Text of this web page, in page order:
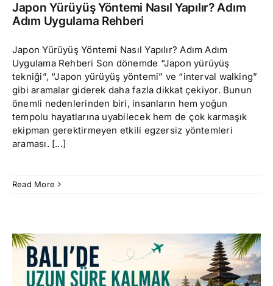
Japon Yürüyüş Yöntemi Nasıl Yapılır? Adım
Adım Uygulama Rehberi
Japon Yürüyüş Yöntemi Nasıl Yapılır? Adım Adım
Uygulama Rehberi Son dönemde “Japon yürüyüş
tekniği”, “Japon yürüyüş yöntemi” ve “interval walking”
gibi aramalar giderek daha fazla dikkat çekiyor. Bunun
önemli nedenlerinden biri, insanların hem yoğun
tempolu hayatlarına uyabilecek hem de çok karmaşık
ekipman gerektirmeyen etkili egzersiz yöntemleri
araması. [...]
Read More